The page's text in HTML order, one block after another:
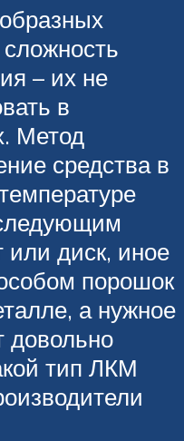
– их не
в
Метод
средства в
или диск, иное
порошок
а нужное
довольно
тип ЛКМ